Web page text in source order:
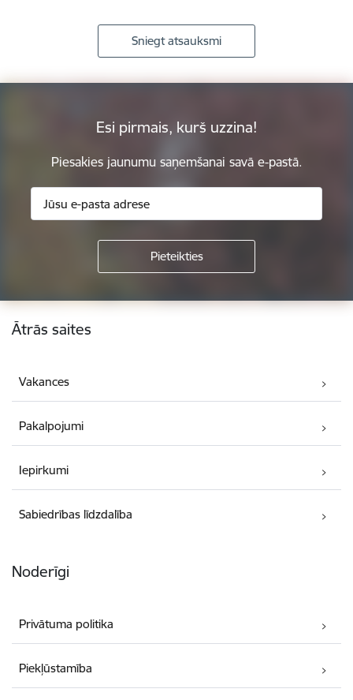
Sniegt atsauksmi
Esi pirmais, kurš uzzina!
Piesakies jaunumu saņemšanai savā e-pastā.
Kājene
Ātrās saites
Vakances
Pakalpojumi
Iepirkumi
Sabiedrības līdzdalība
Noderīgi
Privātuma politika
Piekļūstamība